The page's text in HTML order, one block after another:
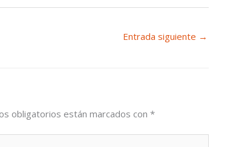
Entrada siguiente →
obligatorios están marcados con *